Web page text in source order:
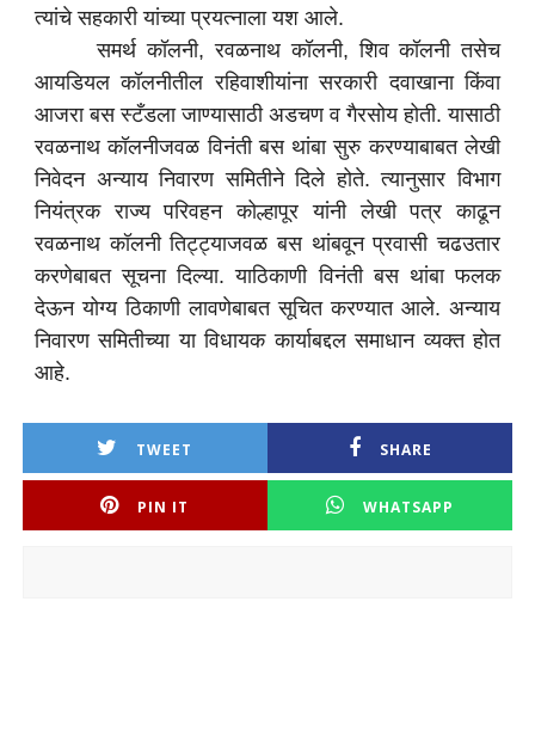
त्यांचे सहकारी यांच्या प्रयत्नाला यश आले.
समर्थ कॉलनी, रवळनाथ कॉलनी, शिव कॉलनी तसेच
आयडियल कॉलनीतील रहिवाशीयांना सरकारी दवाखाना किंवा
आजरा बस स्टँडला जाण्यासाठी अडचण व गैरसोय होती. यासाठी
रवळनाथ कॉलनीजवळ विनंती बस थांबा सुरु करण्याबाबत लेखी
निवेदन अन्याय निवारण समितीने दिले होते. त्यानुसार विभाग
नियंत्रक राज्य परिवहन कोल्हापूर यांनी लेखी पत्र काढून
रवळनाथ कॉलनी तिट्ट्याजवळ बस थांबवून प्रवासी चढउतार
करणेबाबत सूचना दिल्या. याठिकाणी विनंती बस थांबा फलक
देऊन योग्य ठिकाणी लावणेबाबत सूचित करण्यात आले. अन्याय
निवारण समितीच्या या विधायक कार्याबद्दल समाधान व्यक्त होत
आहे.
TWEET SHARE
PIN IT WHATSAPP